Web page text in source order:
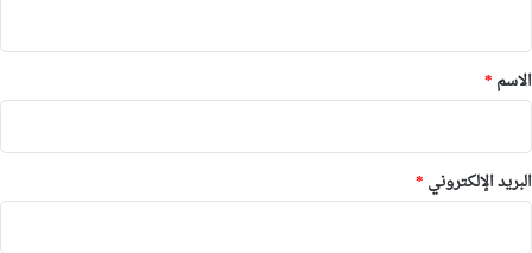
*
الاسم *
البريد الإلكتروني *